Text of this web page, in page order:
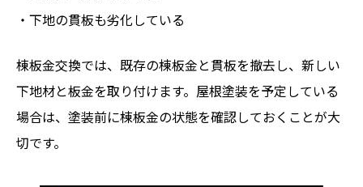
・下地の貫板も劣化している
棟板金交換では、既存の棟板金と貫板を撤去し、新しい
下地材と板金を取り付けます。屋根塗装を予定している
場合は、塗装前に棟板金の状態を確認しておくことが大
切です。